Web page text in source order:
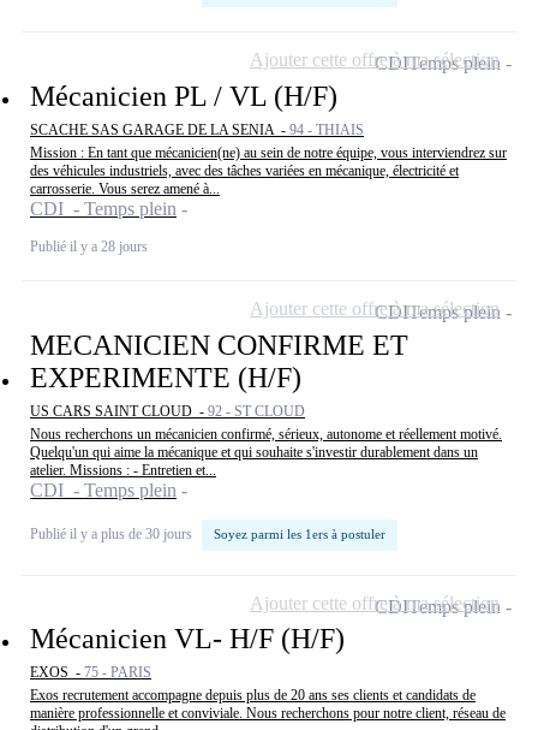
Mécanicien PL / VL (H/F)
SCACHE SAS GARAGE DE LA SENIA - 94 - THIAIS
Mission : En tant que mécanicien(ne) au sein de notre équipe, vous interviendrez sur
des véhicules industriels, avec des tâches variées en mécanique, électricité et
carrosserie. Vous serez amené à...
CDI - Temps plein
Publié il y a 28 jours
CDITemps plein
Ajouter cette offre à ma sélection
MECANICIEN CONFIRME ET
EXPERIMENTE (H/F)
US CARS SAINT CLOUD - 92 - ST CLOUD
Nous recherchons un mécanicien confirmé, sérieux, autonome et réellement motivé.
Quelqu'un qui aime la mécanique et qui souhaite s'investir durablement dans un
atelier. Missions : - Entretien et...
CDI - Temps plein
Publié il y a plus de 30 jours Soyez parmi les 1ers à postuler
CDITemps plein
Ajouter cette offre à ma sélection
Mécanicien VL- H/F (H/F)
EXOS - 75 - PARIS
Exos recrutement accompagne depuis plus de 20 ans ses clients et candidats de
manière professionnelle et conviviale. Nous recherchons pour notre client, réseau de
CDITemps plein
Ajouter cette offre à ma sélection